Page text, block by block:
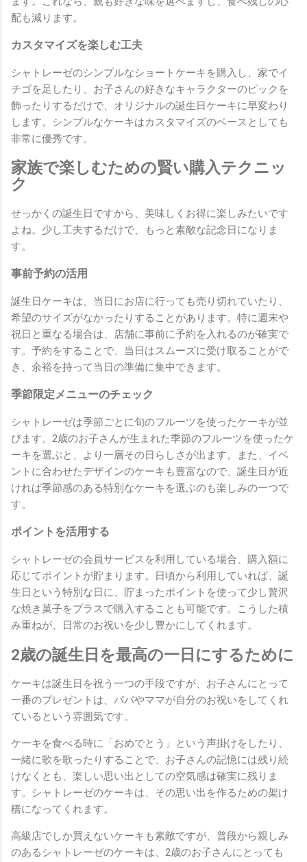
配も減ります。
カスタマイズを楽しむ工夫
シャトレーゼのシンプルなショートケーキを購入し、家でイ
チゴを足したり、お子さんの好きなキャラクターのピックを
飾ったりするだけで、オリジナルの誕生日ケーキに早変わり
します。シンプルなケーキはカスタマイズのベースとしても
非常に優秀です。
家族で楽しむための賢い購入テクニッ
ク
せっかくの誕生日ですから、美味しくお得に楽しみたいです
よね。少し工夫するだけで、もっと素敵な記念日になりま
す。
事前予約の活用
誕生日ケーキは、当日にお店に行っても売り切れていたり、
希望のサイズがなかったりすることがあります。特に週末や
祝日と重なる場合は、店舗に事前に予約を入れるのが確実で
す。予約をすることで、当日はスムーズに受け取ることがで
き、余裕を持って当日の準備に集中できます。
季節限定メニューのチェック
シャトレーゼは季節ごとに旬のフルーツを使ったケーキが並
びます。2歳のお子さんが生まれた季節のフルーツを使ったケ
ーキを選ぶと、より一層その日らしさが出ます。また、イベ
ントに合わせたデザインのケーキも豊富なので、誕生日が近
ければ季節感のある特別なケーキを選ぶのも楽しみの一つで
す。
ポイントを活用する
シャトレーゼの会員サービスを利用している場合、購入額に
応じてポイントが貯まります。日頃から利用していれば、誕
生日という特別な日に、貯まったポイントを使って少し贅沢
な焼き菓子をプラスで購入することも可能です。こうした積
み重ねが、日常のお祝いを少し豊かにしてくれます。
2歳の誕生日を最高の一日にするために
ケーキは誕生日を祝う一つの手段ですが、お子さんにとって
一番のプレゼントは、パパやママが自分のお祝いをしてくれ
ているという雰囲気です。
ケーキを食べる時に「おめでとう」という声掛けをしたり、
一緒に歌を歌ったりすることで、お子さんの記憶には残り続
けなくとも、楽しい思い出としての空気感は確実に残りま
す。シャトレーゼのケーキは、その思い出を作るための架け
橋になってくれます。
高級店でしか買えないケーキも素敵ですが、普段から親しみ
のあるシャトレーゼのケーキは、2歳のお子さんにとっても